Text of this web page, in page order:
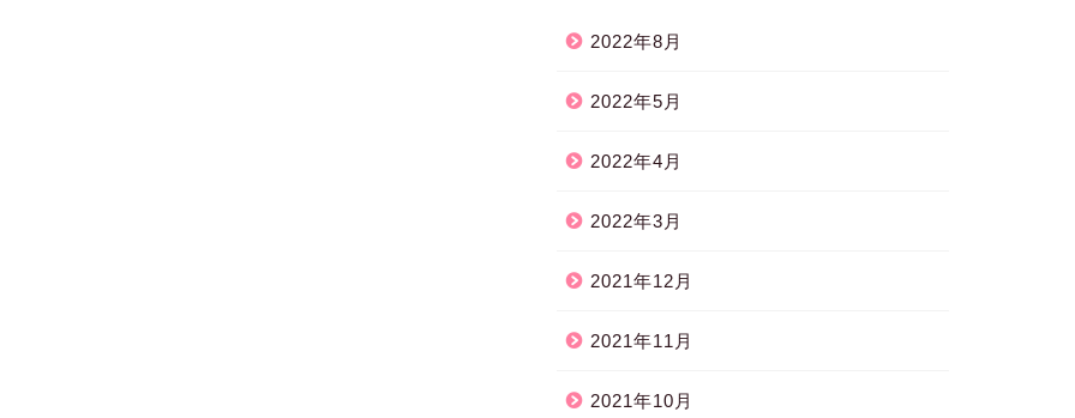
2022年8月
2022年5月
2022年4月
2022年3月
2021年12月
2021年11月
2021年10月